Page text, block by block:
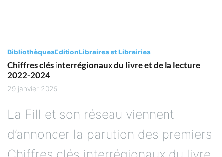
BibliothèquesEditionLibraires et Librairies
Chiffres clés interrégionaux du livre et de la lecture
2022-2024
29 janvier 2025
La Fill et son réseau viennent
d’annoncer la parution des premiers
Chiffres clés interrégionaux du livre